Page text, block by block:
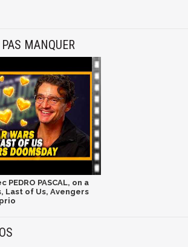
MANQUER
PASCAL, on a
Last of Us, Avengers